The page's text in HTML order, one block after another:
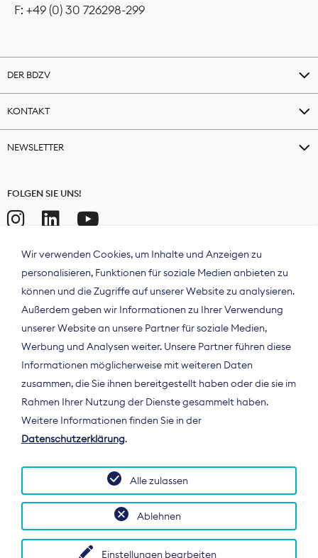
F: +49 (0) 30 726298-299
DER BDZV
KONTAKT
NEWSLETTER
FOLGEN SIE UNS!
Der Bundesverband Digitalpublisher und
Zeitungsverleger (BDZV) vertritt als
Spitzenorganisation die Interessen der
Deutschland und auf EU-Ebene.
Wir verwenden Cookies, um Inhalte und Anzeigen zu
personalisieren, Funktionen für soziale Medien anbieten zu
können und die Zugriffe auf unserer Website zu analysieren.
Außerdem geben wir Informationen zu Ihrer Verwendung
unserer Website an unsere Partner für soziale Medien,
Werbung und Analysen weiter. Unsere Partner führen diese
Informationen möglicherweise mit weiteren Daten
zusammen, die Sie ihnen bereitgestellt haben oder die sie im
Rahmen Ihrer Nutzung der Dienste gesammelt haben.
Weitere Informationen finden Sie in der
Datenschutzerklärung.
Einstellungen bearbeiten
Ablehnen
Alle zulassen